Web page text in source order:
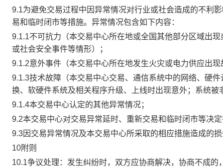
9.1为避免交易过程中因异常情况对行业或社会造成的不利
易和临时闭市等措施。异常情况包含如下内容：
9.1.1不可抗力（本交易中心所在地或全国其他部分区域出
或社会安全事件等情形）；
9.1.2意外事件（本交易中心所在地发生火灾或电力供应出
9.1.3技术故障（本交易中心交易、通信系统中的网络、硬
换、软硬件系统及相关程序升级、上线时出现意外；系统
9.1.4本交易中心认定的其他异常情况；
9.2本交易中心对交易异常延时、重新交易和临时闭市等决
9.3因交易异常情况及本交易中心所采取的相应措施造成的
10附则
10.1争议处理：发生纠纷时，双方应协商解决，协商不成